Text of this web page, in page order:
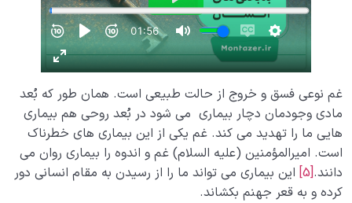
غم نوعی فسق و خروج از حالت طبیعی است. همان طور که بُعد
مادی وجودمان دچار بیماری می شود در بُعد روحی هم بیماری
هایی ما را تهدید می کند. غم یکی از این بیماری های خطرناک
است. امیرالمؤمنین (علیه السلام) غم و اندوه را بیماری روان می
دانند.[5]
این بیماری می تواند ما را از رسیدن به مقام انسانی دور
کرده و به قعر جهنم بکشاند.